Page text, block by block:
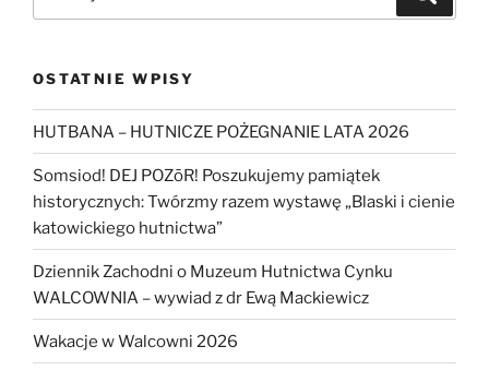
OSTATNIE WPISY
HUTBANA – HUTNICZE POŻEGNANIE LATA 2026
Somsiod! DEJ POZōR! Poszukujemy pamiątek
historycznych: Twórzmy razem wystawę „Blaski i cienie
katowickiego hutnictwa”
Dziennik Zachodni o Muzeum Hutnictwa Cynku
WALCOWNIA – wywiad z dr Ewą Mackiewicz
Wakacje w Walcowni 2026